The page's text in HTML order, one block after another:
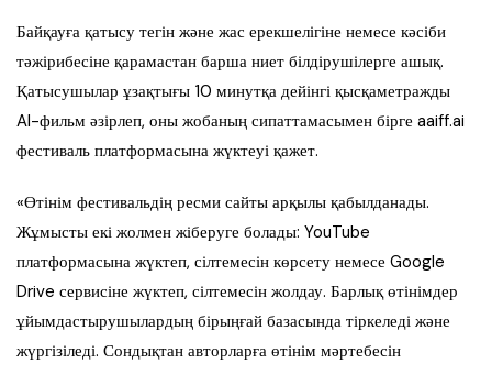
Байқауға қатысу тегін және жас ерекшелігіне немесе кәсіби
тәжірибесіне қарамастан барша ниет білдірушілерге ашық.
Қатысушылар ұзақтығы 10 минутқа дейінгі қысқаметражды
AI-фильм әзірлеп, оны жобаның сипаттамасымен бірге aaiff.ai
фестиваль платформасына жүктеуі қажет.
«Өтінім фестивальдің ресми сайты арқылы қабылданады.
Жұмысты екі жолмен жіберуге болады: YouTube
платформасына жүктеп, сілтемесін көрсету немесе Google
Drive сервисіне жүктеп, сілтемесін жолдау. Барлық өтінімдер
ұйымдастырушылардың бірыңғай базасында тіркеледі және
жүргізіледі. Сондықтан авторларға өтінім мәртебесін